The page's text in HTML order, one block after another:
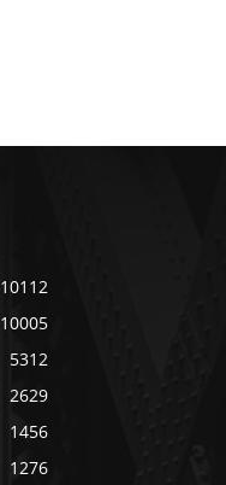
10112
10005
5312
2629
1456
1276